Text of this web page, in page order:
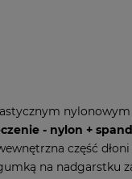
- nylon +
część
na nadgarstku